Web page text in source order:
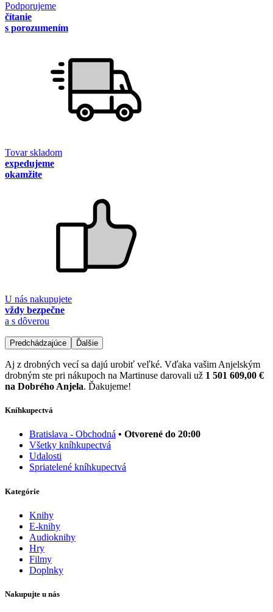
Podporujeme
čítanie
s porozumením
Tovar skladom
expedujeme
okamžite
U nás nakupujete
vždy bezpečne
a s dôverou
Predchádzajúce Ďalšie
Aj z drobných vecí sa dajú urobiť veľké. Vďaka vašim Anjelským
drobným ste pri nákupoch na Martinuse darovali už 1 501 609,00 €
na Dobrého Anjela. Ďakujeme!
Kníhkupectvá
Bratislava - Obchodná • Otvorené do 20:00
Všetky kníhkupectvá
Udalosti
Spriatelené kníhkupectvá
Kategórie
Knihy
E-knihy
Audioknihy
Hry
Filmy
Doplnky
Nakupujte u nás